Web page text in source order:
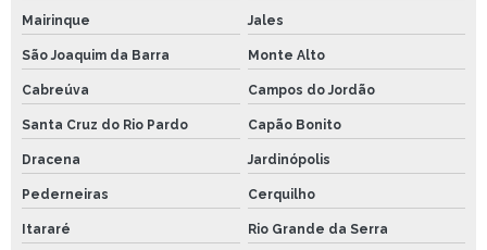
Mairinque Jales
São Joaquim da Barra Monte Alto
Cabreúva Campos do Jordão
Santa Cruz do Rio Pardo Capão Bonito
Dracena Jardinópolis
Pederneiras Cerquilho
Itararé Rio Grande da Serra